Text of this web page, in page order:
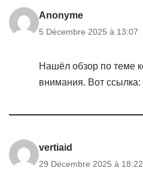
Anonyme
5 Décembre 2025 à 13:07
Нашёл обзор по теме
внимания. Вот ссылка:
vertiaid
29 Décembre 2025 à 18:22